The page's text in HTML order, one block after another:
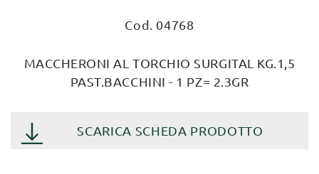
Cod. 04768
MACCHERONI AL TORCHIO SURGITAL KG.1,5
PAST.BACCHINI - 1 PZ= 2.3GR
SCARICA SCHEDA PRODOTTO